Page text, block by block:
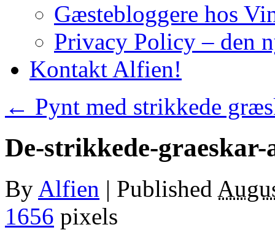
Gæstebloggere hos
Privacy Policy – den
Kontakt Alfien!
← Pynt med strikkede
De-strikkede-
By Alfien | Published
1656 pixels